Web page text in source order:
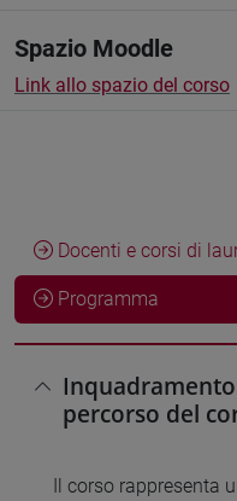
Spazio Moodle
Link allo spazio del corso
Docenti e corsi di
Programma
percorso del
Il corso rappresenta